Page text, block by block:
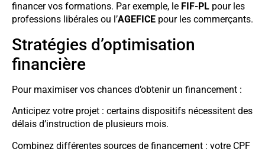
financer vos formations. Par exemple, le FIF-PL pour les
professions libérales ou l’AGEFICE pour les commerçants.
Stratégies d’optimisation
financière
Pour maximiser vos chances d’obtenir un financement :
Anticipez votre projet : certains dispositifs nécessitent des
délais d’instruction de plusieurs mois.
Combinez différentes sources de financement : votre CPF